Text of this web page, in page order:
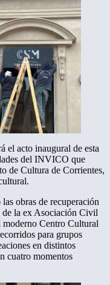
el acto inaugural de esta
del INVICO que
de Cultura de Corrientes,
obras de recuperación
la ex Asociación Civil
moderno Centro Cultural
para grupos
en distintos
cuatro momentos